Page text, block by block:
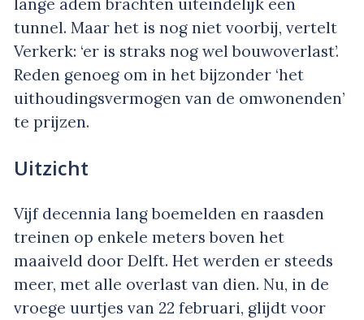
lange adem brachten uiteindelijk een
tunnel. Maar het is nog niet voorbij, vertelt
Verkerk: ‘er is straks nog wel bouwoverlast’.
Reden genoeg om in het bijzonder ‘het
uithoudingsvermogen van de omwonenden’
te prijzen.
Uitzicht
Vijf decennia lang boemelden en raasden
treinen op enkele meters boven het
maaiveld door Delft. Het werden er steeds
meer, met alle overlast van dien. Nu, in de
vroege uurtjes van 22 februari, glijdt voor